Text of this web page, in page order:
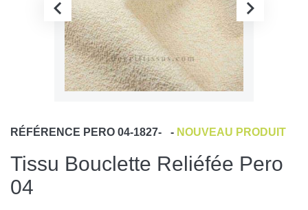
RÉFÉRENCE PERO 04-1827- - NOUVEAU PRODUIT
Tissu Bouclette Reliéfée Pero
04